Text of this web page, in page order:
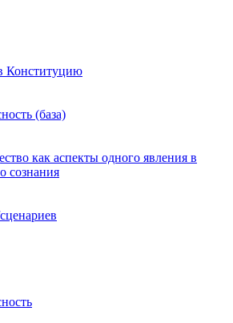
Конституцию
(база)
как аспекты одного явления в
сознания